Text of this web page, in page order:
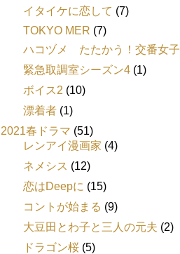
イタイケに恋して (7)
TOKYO MER (7)
ハコヅメ たたかう！交番女子
緊急取調室シーズン4 (1)
ボイス2 (10)
漂着者 (1)
2021春ドラマ (51)
レンアイ漫画家 (4)
ネメシス (12)
恋はDeepに (15)
コントが始まる (9)
大豆田とわ子と三人の元夫 (2)
ドラゴン桜 (5)